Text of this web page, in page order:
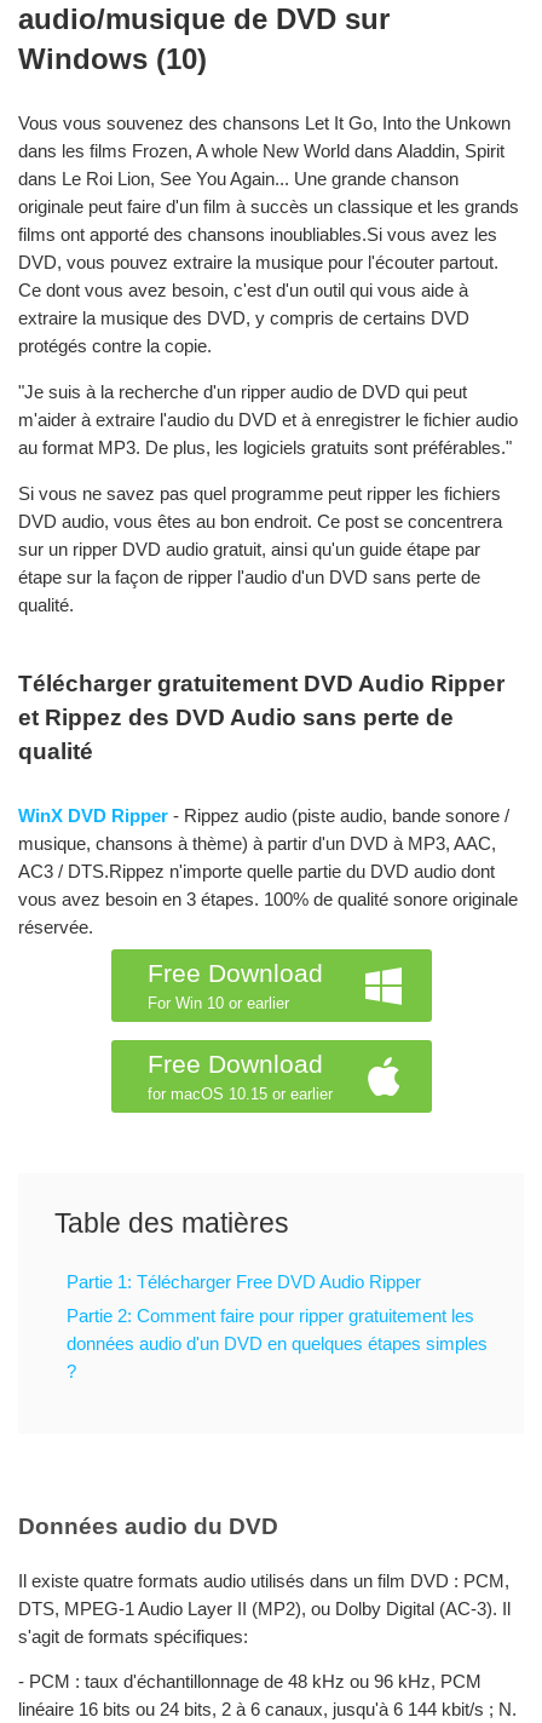
audio/musique de DVD sur
Windows (10)
Vous vous souvenez des chansons Let It Go, Into the Unkown
dans les films Frozen, A whole New World dans Aladdin, Spirit
dans Le Roi Lion, See You Again... Une grande chanson
originale peut faire d'un film à succès un classique et les grands
films ont apporté des chansons inoubliables.Si vous avez les
DVD, vous pouvez extraire la musique pour l'écouter partout.
Ce dont vous avez besoin, c'est d'un outil qui vous aide à
extraire la musique des DVD, y compris de certains DVD
protégés contre la copie.
"Je suis à la recherche d'un ripper audio de DVD qui peut
m'aider à extraire l'audio du DVD et à enregistrer le fichier audio
au format MP3. De plus, les logiciels gratuits sont préférables."
Si vous ne savez pas quel programme peut ripper les fichiers
DVD audio, vous êtes au bon endroit. Ce post se concentrera
sur un ripper DVD audio gratuit, ainsi qu'un guide étape par
étape sur la façon de ripper l'audio d'un DVD sans perte de
qualité.
Télécharger gratuitement DVD Audio Ripper
et Rippez des DVD Audio sans perte de
qualité
WinX DVD Ripper - Rippez audio (piste audio, bande sonore /
musique, chansons à thème) à partir d'un DVD à MP3, AAC,
AC3 / DTS.Rippez n'importe quelle partie du DVD audio dont
vous avez besoin en 3 étapes. 100% de qualité sonore originale
réservée.
Free Download
For Win 10 or earlier
Free Download
for macOS 10.15 or earlier
Table des matières
Partie 1: Télécharger Free DVD Audio Ripper
Partie 2: Comment faire pour ripper gratuitement les
données audio d'un DVD en quelques étapes simples
?
Données audio du DVD
Il existe quatre formats audio utilisés dans un film DVD : PCM,
DTS, MPEG-1 Audio Layer II (MP2), ou Dolby Digital (AC-3). Il
s'agit de formats spécifiques:
- PCM : taux d'échantillonnage de 48 kHz ou 96 kHz, PCM
linéaire 16 bits ou 24 bits, 2 à 6 canaux, jusqu'à 6 144 kbit/s ; N.